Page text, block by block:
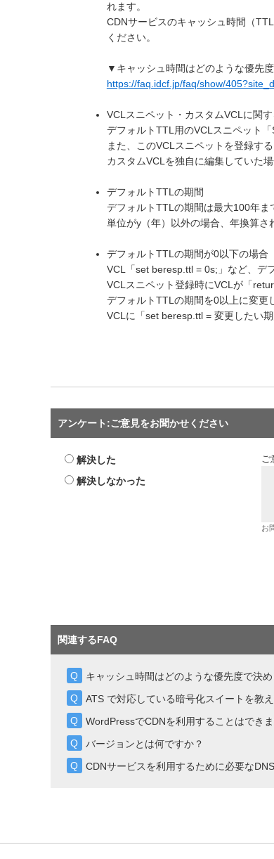
れます。
CDNサービスのキャッシュ時間（
ください。
▼キャッシュ時間はどのような優先
https://faq.idcf.jp/faq/show/
VCLスニペット・カスタムVCLに関
デフォルトTTL用のVCLスニペット
また、このVCLスニペットを登録す
カスタムVCLを独自に編集していた
デフォルトTTLの期間
デフォルトTTLの期間は最大100年ま
単位がy（年）以外の場合、年換算さ
デフォルトTTLの期間が0以下の場合
VCL「set beresp.ttl = 0s;」など、デ
VCLスニペット登録時にVCLが「
デフォルトTTLの期間を0以上に変更
VCLに「set beresp.ttl = 変更したい
アンケート:ご意見をお聞かせください
解決した
解決しなかった
ご
お
関連するFAQ
キャッシュ時間はどのような優先度で決
ATS で対応している暗号化スイートを教え
WordPressでCDNを利用することはできま
バージョンとは何ですか？
CDNサービスを利用するために必要な